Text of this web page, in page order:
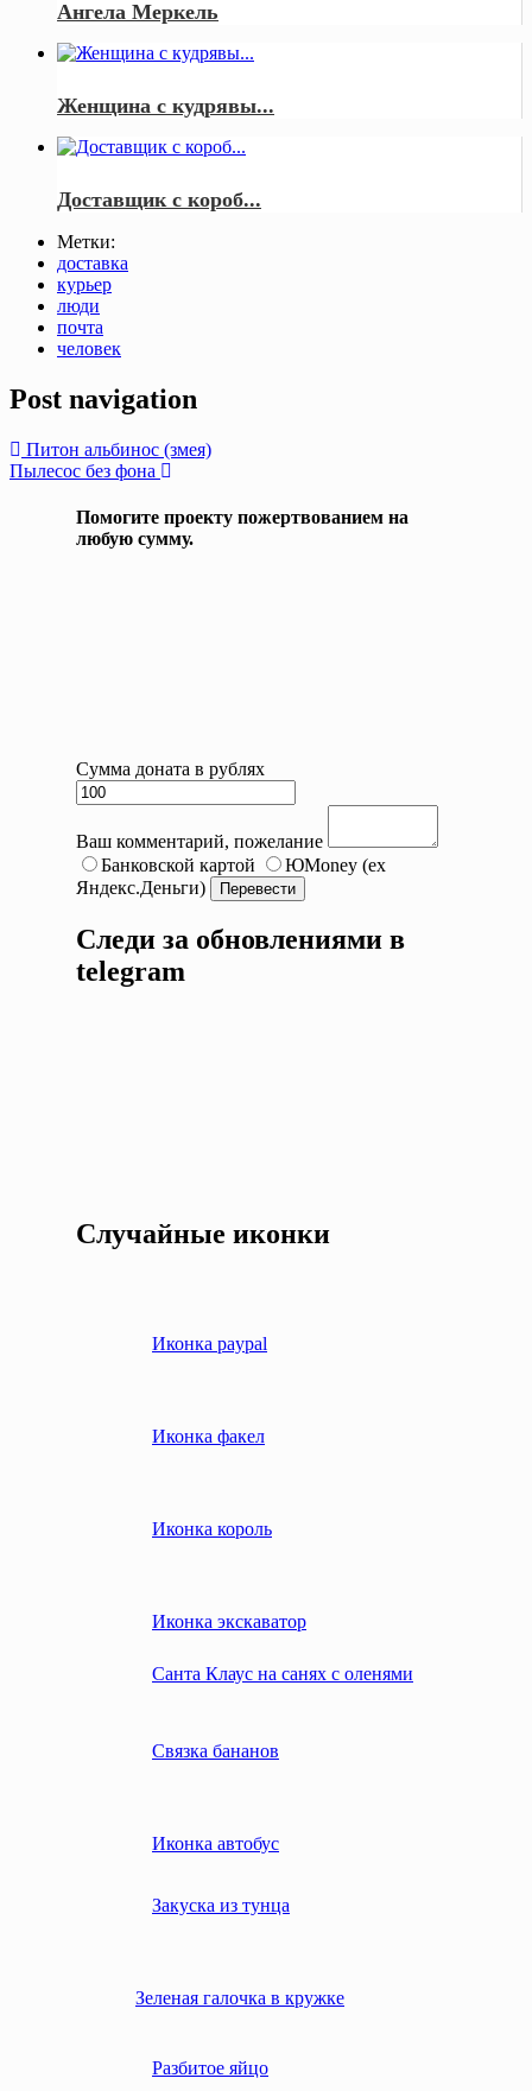
Ангела Меркель
Женщина с кудрявы...
Доставщик с короб...
Метки:
доставка
курьер
люди
почта
человек
Post navigation
Питон альбинос (змея)
Пылесос без фона
Помогите проекту пожертвованием на
любую сумму.
Сумма доната в рублях
Ваш комментарий, пожелание
Банковской картой
ЮMoney (ex
Яндекс.Деньги)
Следи за обновлениями в
telegram
Случайные иконки
Иконка paypal
Иконка факел
Иконка король
Иконка экскаватор
Санта Клаус на санях с оленями
Связка бананов
Иконка автобус
Закуска из тунца
Зеленая галочка в кружке
Разбитое яйцо